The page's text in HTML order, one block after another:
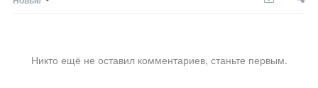
Никто ещё не оставил комментариев, станьте первым.